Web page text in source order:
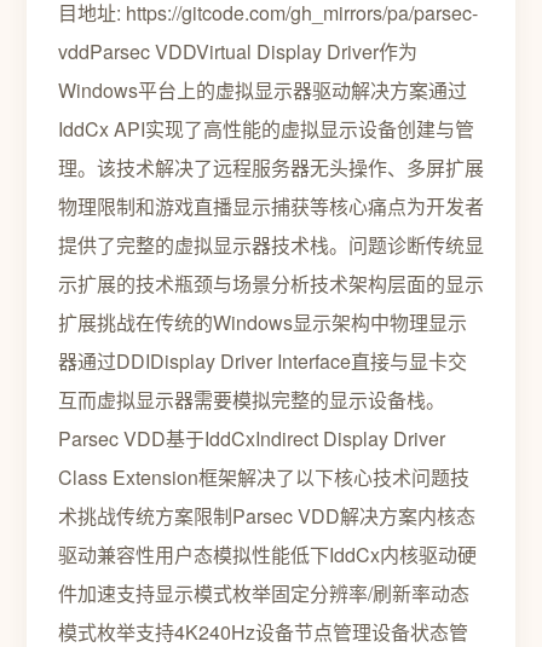
目地址: https://gitcode.com/gh_mirrors/pa/parsec-
vddParsec VDDVirtual Display Driver作为
Windows平台上的虚拟显示器驱动解决方案通过
IddCx API实现了高性能的虚拟显示设备创建与管
理。该技术解决了远程服务器无头操作、多屏扩展
物理限制和游戏直播显示捕获等核心痛点为开发者
提供了完整的虚拟显示器技术栈。问题诊断传统显
示扩展的技术瓶颈与场景分析技术架构层面的显示
扩展挑战在传统的Windows显示架构中物理显示
器通过DDIDisplay Driver Interface直接与显卡交
互而虚拟显示器需要模拟完整的显示设备栈。
Parsec VDD基于IddCxIndirect Display Driver
Class Extension框架解决了以下核心技术问题技
术挑战传统方案限制Parsec VDD解决方案内核态
驱动兼容性用户态模拟性能低下IddCx内核驱动硬
件加速支持显示模式枚举固定分辨率/刷新率动态
模式枚举支持4K240Hz设备节点管理设备状态管